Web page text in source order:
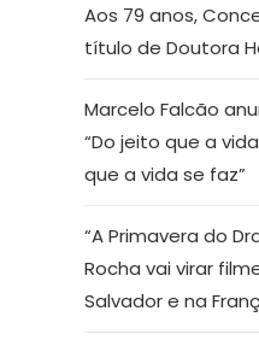
Aos 79 anos,
título de Doutora
Marcelo Falcão
“Do jeito que a
que a vida se faz”
“A Primavera do
Rocha vai virar
Salvador e na